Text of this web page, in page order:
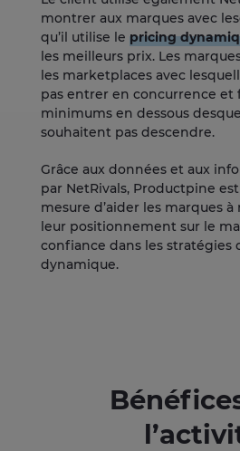
montrer aux marques avec
qu’il utilise le pricing
les meilleurs prix. Les
les marketplaces avec
pas entrer en concurrence et
minimums en dessous
souhaitent pas descendre.
Grâce aux données et aux
par NetRivals, Productpine
mesure d’aider les marques
leur positionnement sur le
confiance dans les stratégies
dynamique.